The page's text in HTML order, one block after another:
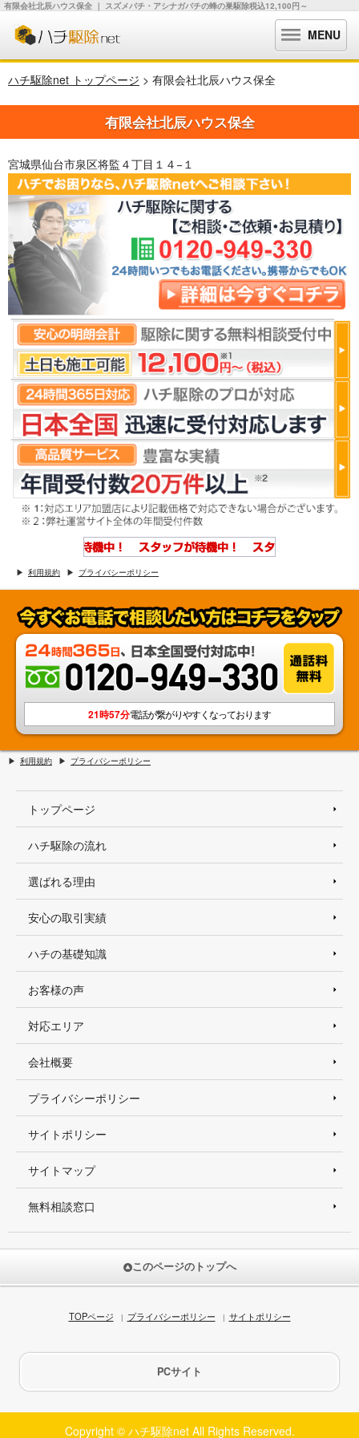
有限会社北辰ハウス保全 ｜ スズメバチ・アシナガバチの蜂の巣駆除税込12,100円～
MENU
ハチ駆除net トップページ > 有限会社北辰ハウス保全
有限会社北辰ハウス保全
宮城県仙台市泉区将監４丁目１４−１
利用規約 プライバシーポリシー
21時57分電話が繋がりやすくなっております
利用規約 プライバシーポリシー
トップページ
ハチ駆除の流れ
選ばれる理由
安心の取引実績
ハチの基礎知識
お客様の声
対応エリア
会社概要
プライバシーポリシー
サイトポリシー
サイトマップ
無料相談窓口
このページのトップへ
TOPページ プライバシーポリシー サイトポリシー
PCサイト
Copyright © ハチ駆除net All Rights Reserved.